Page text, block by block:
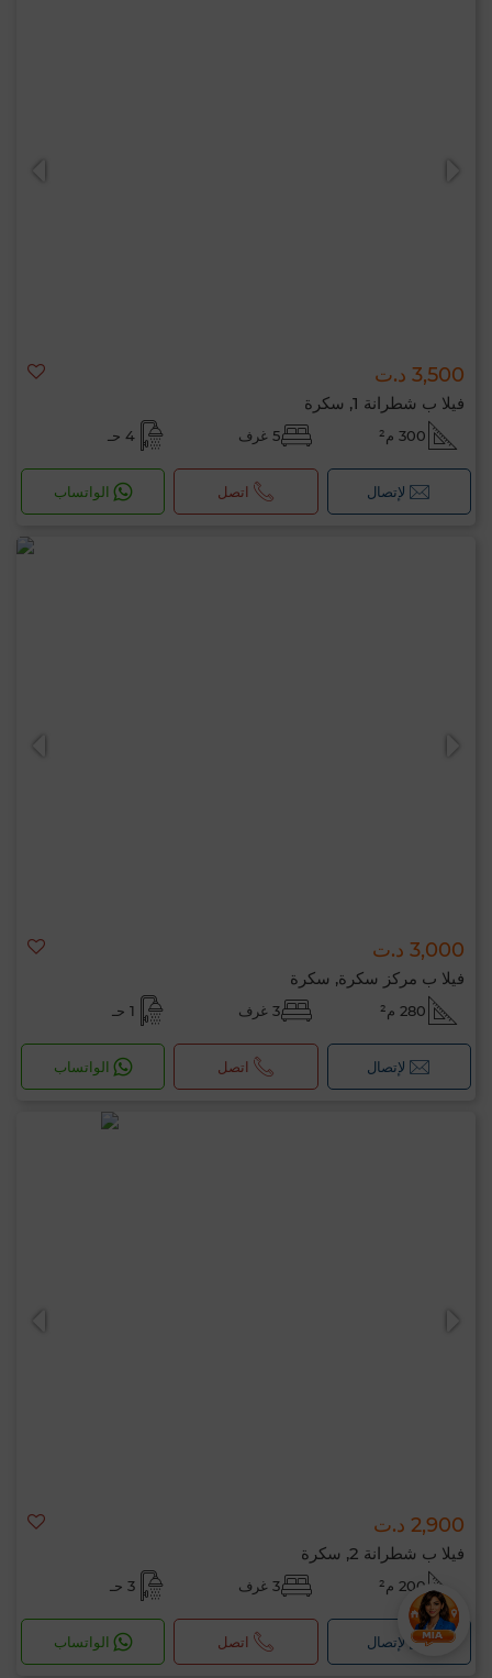
3,500 د.ت
فيلا ب شطرانة 1, سكرة
300 م² 5 غرف 4 حـ
لإتصال اتصل الواتساب
3,000 د.ت
فيلا ب مركز سكرة, سكرة
280 م² 3 غرف 1 حـ
لإتصال اتصل الواتساب
2,900 د.ت
فيلا ب شطرانة 2, سكرة
200 م² 3 غرف 3 حـ
لإتصال اتصل الواتساب